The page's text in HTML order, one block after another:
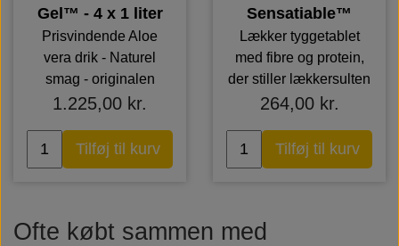
Gel™ - 4 x 1 liter
Prisvindende Aloe
vera drik - Naturel
smag - originalen
1.225,00 kr.
Tilføj til kurv
Sensatiable™
Lækker tyggetablet
med fibre og protein,
der stiller lækkersulten
264,00 kr.
Tilføj til kurv
Ofte købt sammen med